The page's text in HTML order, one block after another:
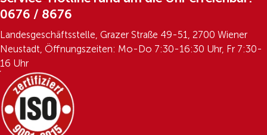
0676 / 8676
Landesgeschäftsstelle, Grazer Straße 49-51, 2700 Wiener
Neustadt, Öffnungszeiten: Mo-Do 7:30-16:30 Uhr, Fr 7:30-
16 Uhr